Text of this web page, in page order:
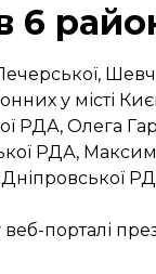
6
у місті
РДА, Олега
РДА,
порталі